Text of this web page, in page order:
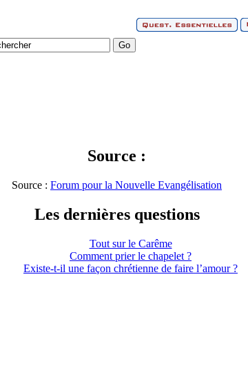
Source :
Source : Forum pour la Nouvelle Evangélisation
Les dernières questions
Tout sur le Carême
Comment prier le chapelet ?
Existe-t-il une façon chrétienne de faire l’amour ?